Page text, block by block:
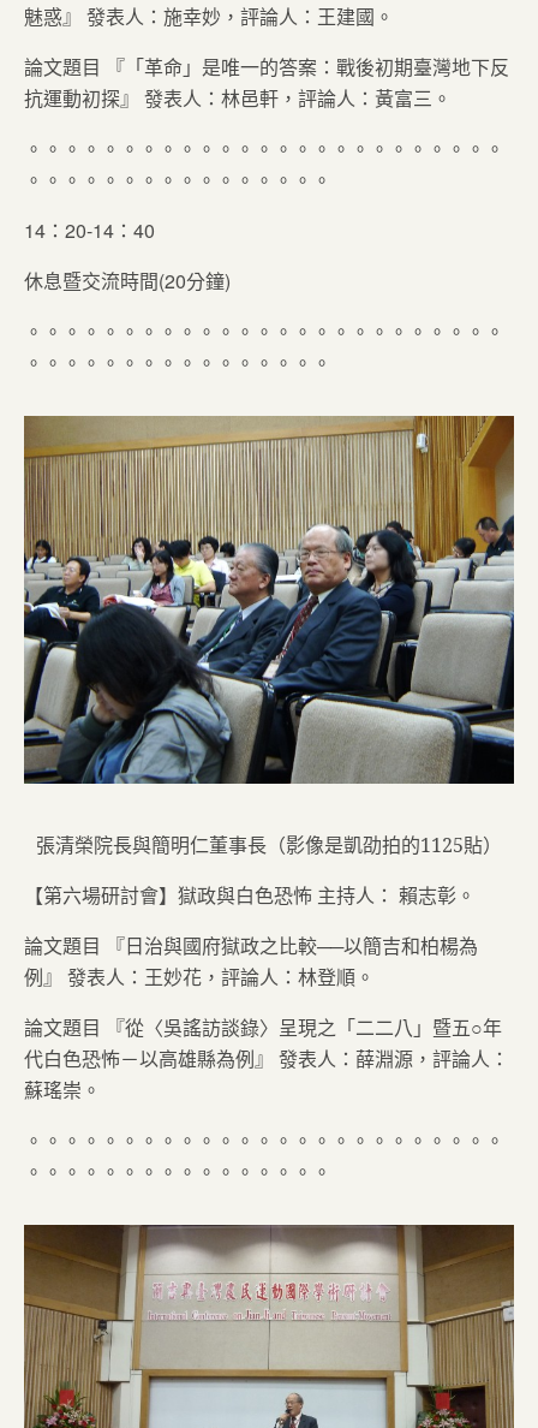
魅惑』 發表人：施幸妙，評論人：王建國。
論文題目 『「革命」是唯一的答案：戰後初期臺灣地下反
抗運動初探』 發表人：林邑軒，評論人：黃富三。
。。。。。。。。。。。。。。。。。。。。。。。。。
。。。。。。。。。。。。。。。。
14：20-14：40
休息暨交流時間(20分鐘)
。。。。。。。。。。。。。。。。。。。。。。。。。
。。。。。。。。。。。。。。。。
張清榮院長與簡明仁董事長 （影像是凱劭拍的1125貼）
【第六場研討會】獄政與白色恐怖 主持人： 賴志彰。
論文題目 『日治與國府獄政之比較──以簡吉和柏楊為
例』 發表人：王妙花，評論人：林登順。
論文題目 『從〈吳謠訪談錄〉呈現之「二二八」暨五○年
代白色恐怖－以高雄縣為例』 發表人：薛淵源，評論人：
蘇瑤崇。
。。。。。。。。。。。。。。。。。。。。。。。。。
。。。。。。。。。。。。。。。。